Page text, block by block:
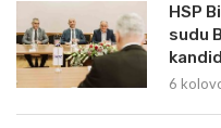
HSP
sudu
6